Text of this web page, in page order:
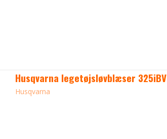
Husqvarna legetøjsløvblæser 325iBV
Husqvarna